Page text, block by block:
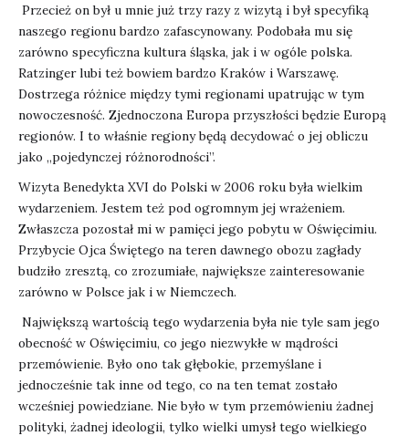
Przecież on był u mnie już trzy razy z wizytą i był specyfiką
naszego regionu bardzo zafascynowany. Podobała mu się
zarówno specyficzna kultura śląska, jak i w ogóle polska.
Ratzinger lubi też bowiem bardzo Kraków i Warszawę.
Dostrzega różnice między tymi regionami upatrując w tym
nowoczesność. Zjednoczona Europa przyszłości będzie Europą
regionów. I to właśnie regiony będą decydować o jej obliczu
jako „pojedynczej różnorodności”.
Wizyta Benedykta XVI do Polski w 2006 roku była wielkim
wydarzeniem. Jestem też pod ogromnym jej wrażeniem.
Zwłaszcza pozostał mi w pamięci jego pobytu w Oświęcimiu.
Przybycie Ojca Świętego na teren dawnego obozu zagłady
budziło zresztą, co zrozumiałe, największe zainteresowanie
zarówno w Polsce jak i w Niemczech.
Największą wartością tego wydarzenia była nie tyle sam jego
obecność w Oświęcimiu, co jego niezwykłe w mądrości
przemówienie. Było ono tak głębokie, przemyślane i
jednocześnie tak inne od tego, co na ten temat zostało
wcześniej powiedziane. Nie było w tym przemówieniu żadnej
polityki, żadnej ideologii, tylko wielki umysł tego wielkiego